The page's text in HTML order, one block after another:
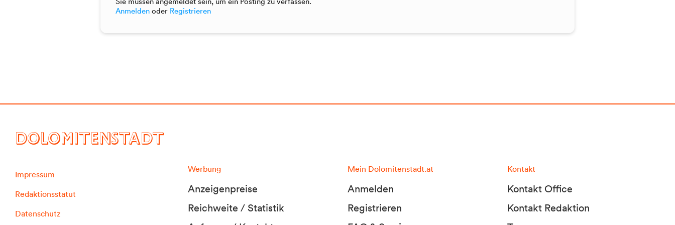
Anmelden oder Registrieren
DOLOMITENSTADT
Impressum
Redaktionsstatut
Datenschutz
Werbung
Anzeigenpreise
Reichweite / Statistik
Mein Dolomitenstadt.at
Anmelden
Registrieren
Kontakt
Kontakt Office
Kontakt Redaktion